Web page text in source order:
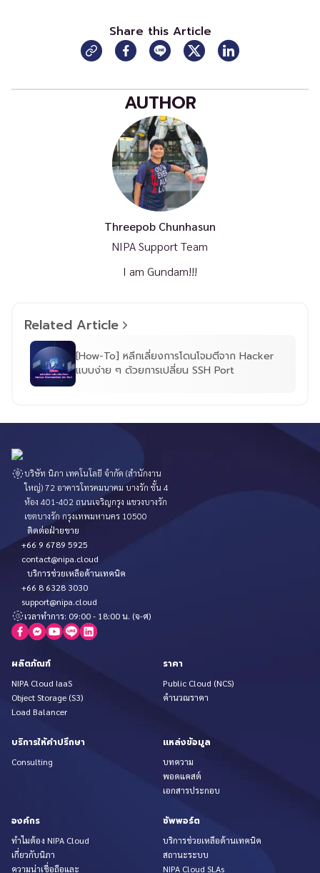
Share this Article
AUTHOR
Threepob Chunhasun
NIPA Support Team
I am Gundam!!!
Related Article
[How-To] หลีกเลี่ยงการโดนโจมตีจาก Hacker
แบบง่าย ๆ ด้วยการเปลี่ยน SSH Port
บริษัท นิภา เทคโนโลยี จำกัด (สำนักงาน
ใหญ่) 72 อาคารโทรคมนาคม บางรัก ชั้น 4
ห้อง 401-402 ถนนเจริญกรุง แขวงบางรัก
เขตบางรัก กรุงเทพมหานคร 10500
ติดต่อฝ่ายขาย
+66 9 6789 5925
contact@nipa.cloud
บริการช่วยเหลือด้านเทคนิค
+66 8 6328 3030
support@nipa.cloud
เวลาทำการ: 09:00 - 18:00 น. (จ-ศ)
ผลิตภัณฑ์
NIPA Cloud IaaS
Object Storage (S3)
Load Balancer
ราคา
Public Cloud (NCS)
คำนวณราคา
บริการให้คำปรึกษา
Consulting
แหล่งข้อมูล
บทความ
พอดแคสต์
เอกสารประกอบ
องค์กร
ทำไมต้อง NIPA Cloud
เกี่ยวกับนิภา
ความน่าเชื่อถือและ
ซัพพอร์ต
บริการช่วยเหลือด้านเทคนิค
สถานะระบบ
NIPA Cloud SLAs